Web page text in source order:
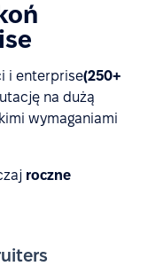
i enterprise(250+
na dużą
wymaganiami
roczne